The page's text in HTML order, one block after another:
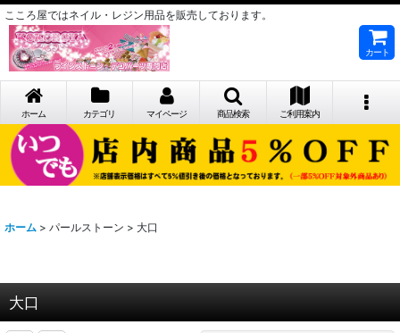
こころ屋ではネイル・レジン用品を販売しております。
カート
ホーム カテゴリ マイページ 商品検索 ご利用案内
ホーム > パールストーン > 大口
大口